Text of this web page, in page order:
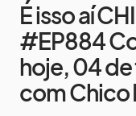
É isso aí
#EP884
hoje, 04 de
com Chico